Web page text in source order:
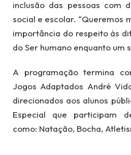
inclusão das pessoas com
social e escolar. “Queremos
importância do respeito às
do Ser humano enquanto um
A programação termina
Jogos Adaptados André
direcionados aos alunos
Especial que participam
como: Natação, Bocha,